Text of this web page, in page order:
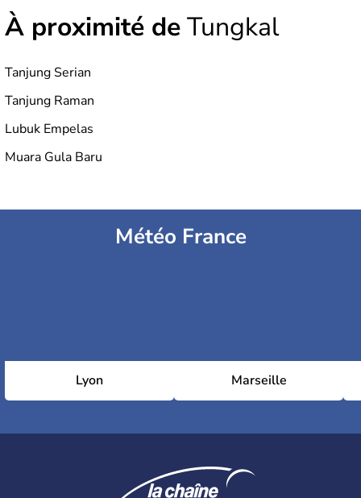
200 millions d'habitants, élevés dans le respect des
cultures et le culte du corps, notamment au travers des
À proximité deTungkal
Tanjung Serian
Tanjung Raman
Lubuk Empelas
Muara Gula Baru
Météo France
Lyon Marseille